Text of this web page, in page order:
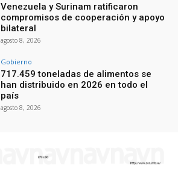
Venezuela y Surinam ratificaron
compromisos de cooperación y apoyo
bilateral
agosto 8, 2026
Gobierno
717.459 toneladas de alimentos se
han distribuido en 2026 en todo el
país
agosto 8, 2026